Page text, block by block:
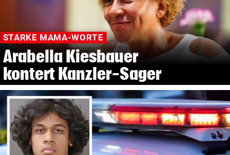
STARKE MAMA-WORTE
Arabella Kiesbauer
kontert Kanzler-Sager